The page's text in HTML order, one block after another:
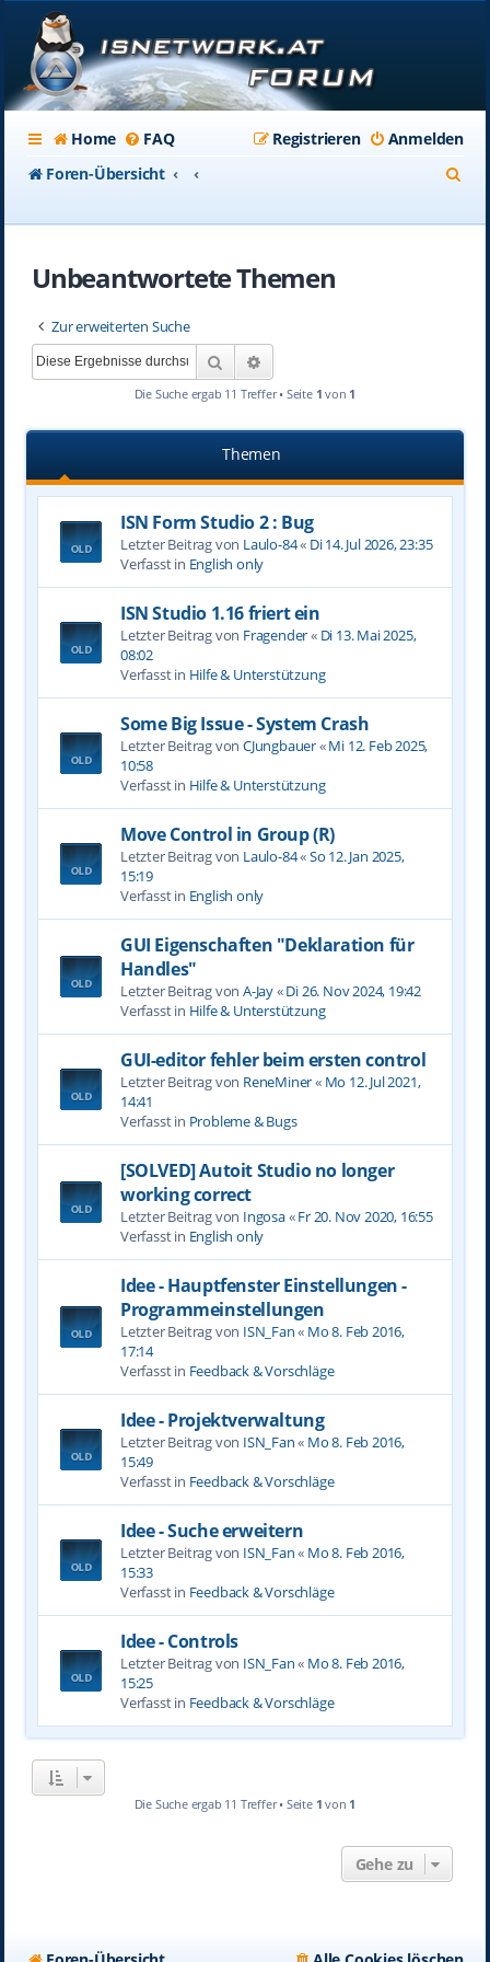
Home FAQ Anmelden
Registrieren
Foren-Übersicht
Unbeantwortete Themen
Zur erweiterten Suche
Suche
Die Suche ergab 11 Treffer • Seite 1 von 1
Themen
ISN Form Studio 2 : Bug
Letzter Beitrag von Laulo-84« Di 14. Jul 2026, 23:35
Verfasst in English only
ISN Studio 1.16 friert ein
Letzter Beitrag von Fragender« Di 13. Mai 2025,
08:02
Verfasst in Hilfe & Unterstützung
Some Big Issue - System Crash
Letzter Beitrag von CJungbauer«Mi 12. Feb 2025,
10:58
Verfasst in Hilfe & Unterstützung
Move Control in Group (R)
Letzter Beitrag von Laulo-84«So 12. Jan 2025,
15:19
Verfasst in English only
GUI Eigenschaften "Deklaration für
Handles"
Letzter Beitrag von A-Jay«Di 26. Nov 2024, 19:42
Verfasst in Hilfe & Unterstützung
GUI-editor fehler beim ersten control
Letzter Beitrag von ReneMiner« Mo 12. Jul 2021,
14:41
Verfasst in Probleme & Bugs
[SOLVED] Autoit Studio no longer
working correct
Letzter Beitrag von Ingosa«Fr 20. Nov 2020, 16:55
Verfasst in English only
Idee - Hauptfenster Einstellungen -
Programmeinstellungen
Letzter Beitrag von ISN_Fan« Mo 8. Feb 2016,
17:14
Verfasst in Feedback & Vorschläge
Idee - Projektverwaltung
Letzter Beitrag von ISN_Fan« Mo 8. Feb 2016,
15:49
Verfasst in Feedback & Vorschläge
Idee - Suche erweitern
Letzter Beitrag von ISN_Fan« Mo 8. Feb 2016,
15:33
Verfasst in Feedback & Vorschläge
Idee - Controls
Letzter Beitrag von ISN_Fan« Mo 8. Feb 2016,
15:25
Verfasst in Feedback & Vorschläge
Die Suche ergab 11 Treffer • Seite 1 von 1
Gehe zu